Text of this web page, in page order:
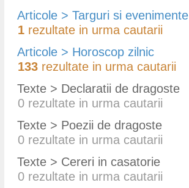
Articole > Targuri si evenimente
1 rezultate in urma cautarii
Articole > Horoscop zilnic
133 rezultate in urma cautarii
Texte > Declaratii de dragoste
0 rezultate in urma cautarii
Texte > Poezii de dragoste
0 rezultate in urma cautarii
Texte > Cereri in casatorie
0 rezultate in urma cautarii